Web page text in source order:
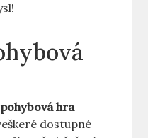
pohybová hra
dostupné